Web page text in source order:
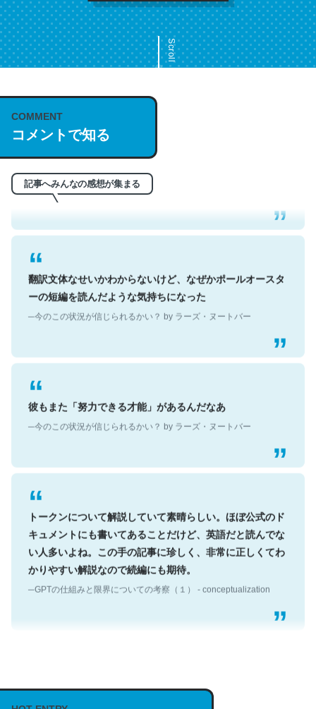
Scroll
COMMENT
コメントで知る
記事へみんなの感想が集まる
これは名文。彼はとてもクレバーなんだろうなと凄く思
う。英語少しでも読める人は原文もお勧め。自分はこの流
─今のこの状況が信じられるかい？ by ラーズ・ヌートバー
翻訳文体なせいかわからないけど、なぜかポールオースタ
ーの短編を読んだような気持ちになった
─今のこの状況が信じられるかい？ by ラーズ・ヌートバー
彼もまた「努力できる才能」があるんだなあ
─今のこの状況が信じられるかい？ by ラーズ・ヌートバー
トークンについて解説していて素晴らしい。ほぼ公式のド
キュメントにも書いてあることだけど、英語だと読んでな
い人多いよね。この手の記事に珍しく、非常に正しくてわ
かりやすい解説なので続編にも期待。
─GPTの仕組みと限界についての考察（１） - conceptualization
説してる記事が少ないので貴重な良記事。/続編来た